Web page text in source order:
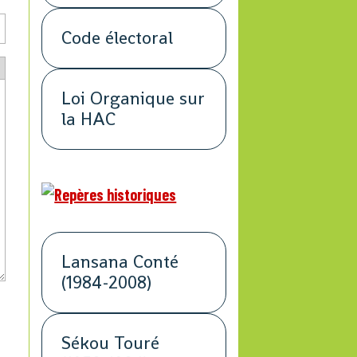
Code électoral
Loi Organique sur
la HAC
Lansana Conté
(1984-2008)
Sékou Touré